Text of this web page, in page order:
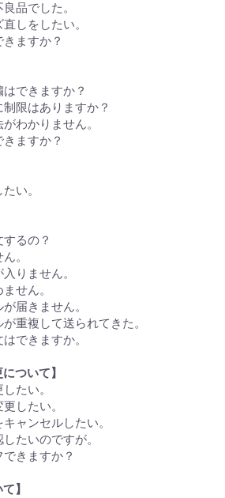
品でした。
しをしたい。
ますか？
できますか？
限はありますか？
わかりません。
ますか？
い。
るの？
。
りません。
せん。
届きません。
重複して送られてきた。
できますか。
ついて】
たい。
したい。
ャンセルしたい。
たいのですが。
きますか？
】